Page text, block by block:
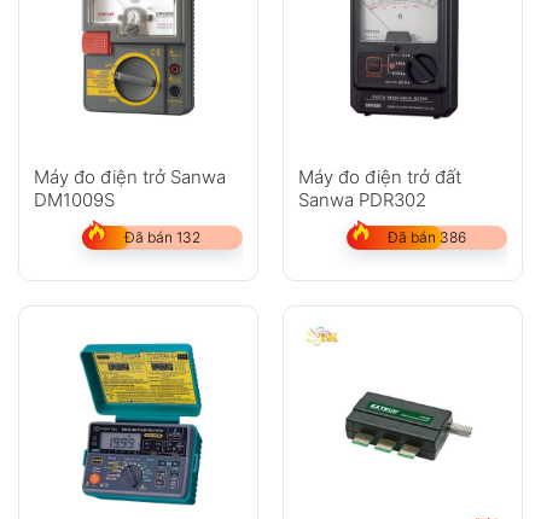
Máy đo điện trở Sanwa
DM1009S
Đã bán 132
Máy đo điện trở đất
Sanwa PDR302
Đã bán 386